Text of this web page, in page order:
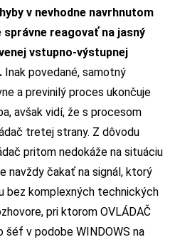
v nevhodne navrhnutom
reagovať na jasný
vstupno-výstupnej
Inak povedané, samotný
a previnilý proces ukončuje
avšak vidí, že s procesom
tretej strany. Z dôvodu
pritom nedokáže na situáciu
navždy čakať na signál, ktorý
bez komplexných technických
pri ktorom OVLÁDAČ
šéf v podobe WINDOWS na